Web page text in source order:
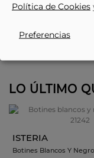
LO ÚLTIMO
ISTERIA
Botines Blancos Y
Política de Cookies
Preferencias